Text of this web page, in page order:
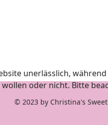
© 2023 by Christina's
unerlässlich,
oder nicht. Bitte